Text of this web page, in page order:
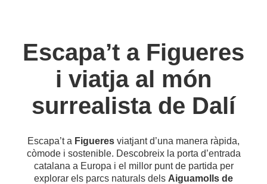
Escapa’t a Figueres
i viatja al món
surrealista de Dalí
Escapa’t a Figueres viatjant d’una manera ràpida,
còmode i sostenible. Descobreix la porta d’entrada
catalana a Europa i el millor punt de partida per
explorar els parcs naturals dels Aiguamolls de